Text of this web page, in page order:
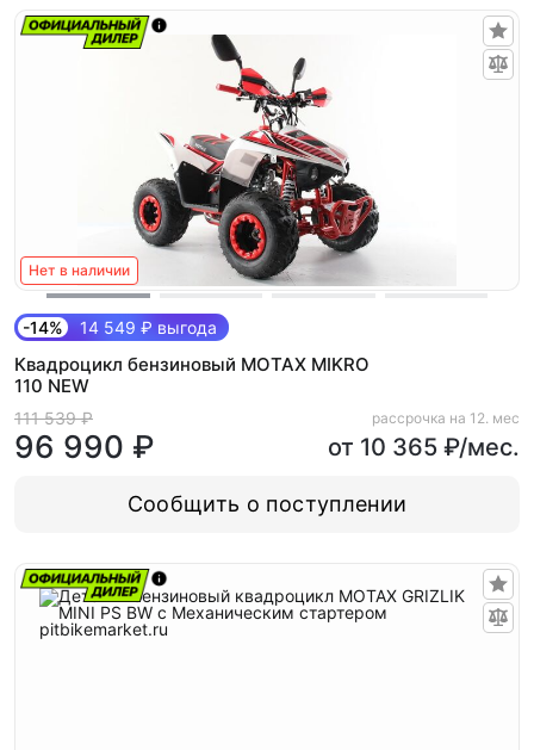
Нет в наличии
-14% 14 549 ₽ выгода
Квадроцикл бензиновый MOTAX MIKRO
110 NEW
111 539 ₽
96 990 ₽
рассрочка на 12. мес
от 10 365 ₽/мес.
Сообщить о поступлении